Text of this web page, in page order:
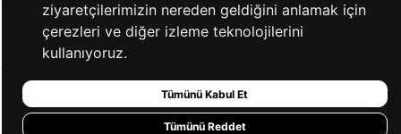
YARDIM
BİZE ULAŞIN
ziyaretçilerimizin nereden geldiğini anlamak için
çerezleri ve diğer izleme teknolojilerini
kullanıyoruz.
Tümünü Kabul Et
Tümünü Reddet